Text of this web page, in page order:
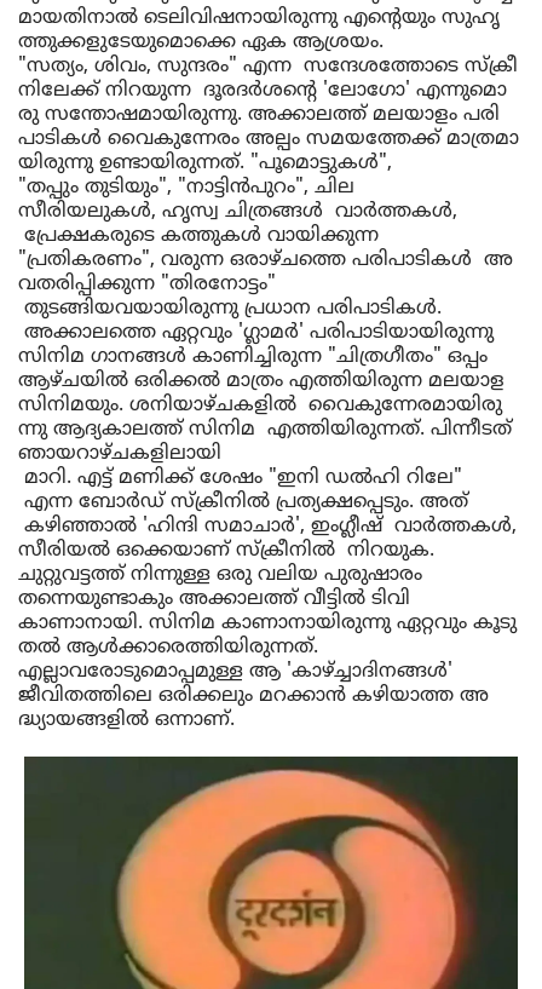
മായതിനാൽ ടെലിവിഷനായിരുന്നു എന്റെയും സുഹൃ
ത്തുക്കളുടേയുമൊക്കെ ഏക ആശ്രയം.
"സത്യം, ശിവം, സുന്ദരം" എന്ന സന്ദേശത്തോടെ സ്ക്രീ
നിലേക്ക് നിറയുന്ന ദൂരദർശന്റെ 'ലോഗോ' എന്നുമൊ
രു സന്തോഷമായിരുന്നു. അക്കാലത്ത് മലയാളം പരി
പാടികൾ വൈകുന്നേരം അല്പം സമയത്തേക്ക് മാത്രമാ
യിരുന്നു ഉണ്ടായിരുന്നത്. "പൂമൊട്ടുകൾ",
"തപ്പും തുടിയും", "നാട്ടിൻപുറം", ചില
സീരിയലുകൾ, ഹൃസ്വ ചിത്രങ്ങൾ വാർത്തകൾ,
പ്രേക്ഷകരുടെ കത്തുകൾ വായിക്കുന്ന
"പ്രതികരണം", വരുന്ന ഒരാഴ്ചത്തെ പരിപാടികൾ അ
വതരിപ്പിക്കുന്ന "തിരനോട്ടം"
തുടങ്ങിയവയായിരുന്നു പ്രധാന പരിപാടികൾ.
അക്കാലത്തെ ഏറ്റവും 'ഗ്ലാമർ' പരിപാടിയായിരുന്നു
സിനിമ ഗാനങ്ങൾ കാണിച്ചിരുന്ന "ചിത്രഗീതം" ഒപ്പം
ആഴ്ചയിൽ ഒരിക്കൽ മാത്രം എത്തിയിരുന്ന മലയാള
സിനിമയും. ശനിയാഴ്ചകളിൽ വൈകുന്നേരമായിരു
ന്നു ആദ്യകാലത്ത് സിനിമ എത്തിയിരുന്നത്. പിന്നീടത്
ഞായറാഴ്ചകളിലായി
മാറി. എട്ട് മണിക്ക് ശേഷം "ഇനി ഡൽഹി റിലേ"
എന്ന ബോർഡ് സ്‌ക്രീനിൽ പ്രത്യക്ഷപ്പെടും. അത്
കഴിഞ്ഞാൽ 'ഹിന്ദി സമാചാർ', ഇംഗ്ലീഷ് വാർത്തകൾ,
സീരിയൽ ഒക്കെയാണ് സ്‌ക്രീനിൽ നിറയുക.
ചുറ്റുവട്ടത്ത് നിന്നുള്ള ഒരു വലിയ പുരുഷാരം
തന്നെയുണ്ടാകും അക്കാലത്ത് വീട്ടിൽ ടിവി
കാണാനായി. സിനിമ കാണാനായിരുന്നു ഏറ്റവും കൂടു
തൽ ആൾക്കാരെത്തിയിരുന്നത്
എല്ലാവരോടുമൊപ്പമുള്ള ആ 'കാഴ്ച്ചാദിനങ്ങൾ
ജീവിതത്തിലെ ഒരിക്കലും മറക്കാൻ കഴിയാത്ത അ
ദ്ധ്യായങ്ങളിൽ ഒന്നാണ്.